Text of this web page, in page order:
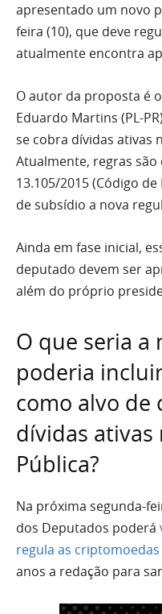
apresentado um novo
feira (10), que deve
atualmente encontra
O autor da proposta é
Eduardo Martins (PL-
se cobra dívidas ativas
Atualmente, regras são
13.105/2015 (Código
de subsídio a nova
Ainda em fase inicial,
deputado devem ser
além do próprio
O que seria a
poderia
como alvo de
dívidas ativas
Pública?
Na próxima segunda-
dos Deputados poderá
regula as criptomoedas
anos a redação para